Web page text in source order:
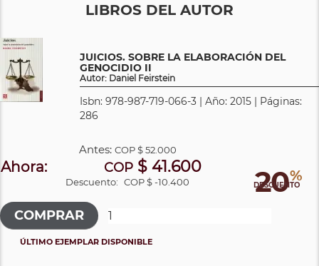
LIBROS DEL AUTOR
JUICIOS. SOBRE LA ELABORACIÓN DEL
GENOCIDIO II
Autor: Daniel Feirstein
Isbn: 978-987-719-066-3 | Año: 2015 | Páginas:
286
20%
DESCUENTO
Antes: COP$ 52.000
Ahora: COP$ 41.600
Descuento: COP $ -10.400
ÚLTIMO EJEMPLAR DISPONIBLE